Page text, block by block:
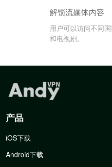
解锁流媒体内容
用户可以访问不同
和电视剧。
产品
iOS下载
Android下载